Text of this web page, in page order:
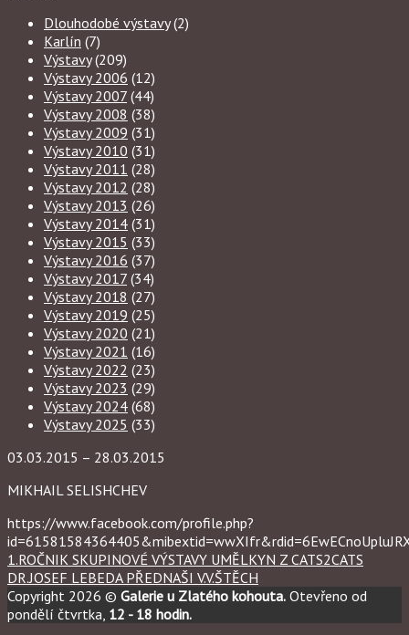
Dlouhodobé výstavy(2)
Karlín (7)
Výstavy(209)
Výstavy 2006 (12)
Výstavy 2007 (44)
Výstavy 2008 (38)
Výstavy 2009 (31)
Výstavy 2010 (31)
Výstavy 2011 (28)
Výstavy 2012 (28)
Výstavy 2013 (26)
Výstavy 2014 (31)
Výstavy 2015 (33)
Výstavy 2016 (37)
Výstavy 2017 (34)
Výstavy 2018 (27)
Výstavy 2019 (25)
Výstavy 2020 (21)
Výstavy 2021 (16)
Výstavy 2022 (23)
Výstavy 2023 (29)
Výstavy 2024 (68)
Výstavy 2025 (33)
03.03.2015 – 28.03.2015
MIKHAIL SELISHCHEV
https://www.facebook.com/profile.php?
1.ROČNIK SKUPINOVÉ VÝSTAVY UMĚLKYN Z CATS2CATS
DR.JOSEF LEBEDA PŘEDNAŠI V.V.ŠTĚCH
Copyright 2026 © Galerie u Zlatého kohouta. Otevřeno od
pondělí čtvrtka, 12 - 18 hodin.